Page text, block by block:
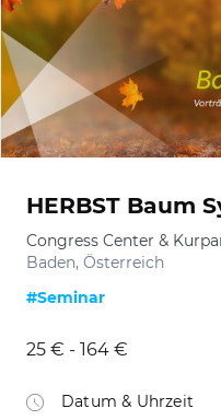
HERBST Baum
Congress Center &
Baden, Österreich
#Seminar
25 € - 164 €
Datum & Uhrzeit